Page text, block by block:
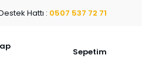
Hattı : 0507 537 72 71
Sepetim